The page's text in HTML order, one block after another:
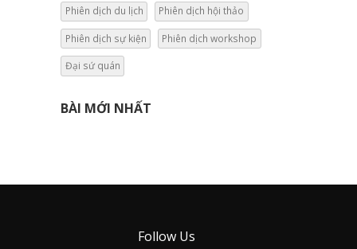
Phiên dịch du lịch Phiên dịch hội thảo
Phiên dịch sự kiện Phiên dịch workshop
Đại sứ quán
BÀI MỚI NHẤT
Follow Us